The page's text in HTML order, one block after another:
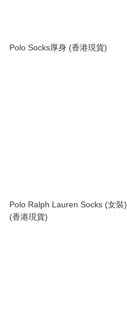
Polo Socks厚身 (香港現貨)
Polo Ralph Lauren Socks (女裝)
(香港現貨)